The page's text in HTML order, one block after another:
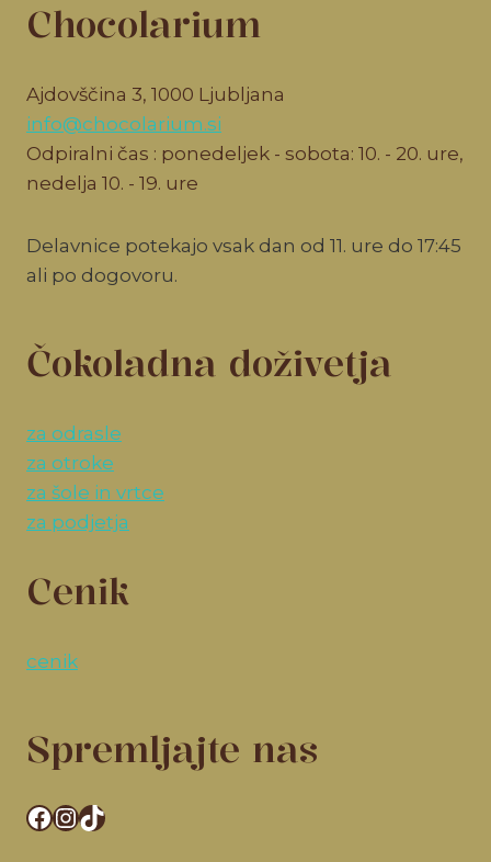
Chocolarium
Ajdovščina 3, 1000 Ljubljana
info@chocolarium.si
Odpiralni čas : ponedeljek - sobota: 10. - 20. ure,
nedelja 10. - 19. ure
Delavnice potekajo vsak dan od 11. ure do 17:45
ali po dogovoru.
Čokoladna doživetja
za odrasle
za otroke
za šole in vrtce
za podjetja
Cenik
cenik
Spremljajte nas
Facebook
Instagram
TikTok